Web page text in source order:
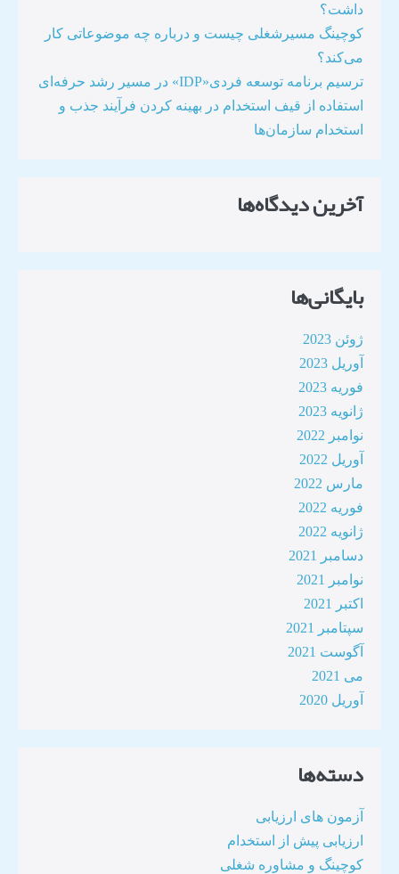
داشت؟
کوچینگ مسیرشغلی چیست و درباره چه موضوعاتی کار
می‌کند؟
ترسیم برنامه توسعه فردی«IDP» در مسیر رشد حرفه‌ای
استفاده از قیف استخدام در بهینه کردن فرآیند جذب و
استخدام سازمان‌ها​
آخرین دیدگاه‌ها
بایگانی‌ها
ژوئن 2023
آوریل 2023
فوریه 2023
ژانویه 2023
نوامبر 2022
آوریل 2022
مارس 2022
فوریه 2022
ژانویه 2022
دسامبر 2021
نوامبر 2021
اکتبر 2021
سپتامبر 2021
آگوست 2021
می 2021
آوریل 2020
دسته‌ها
آزمون های ارزیابی
ارزیابی پیش از استخدام
کوچینگ و مشاوره شغلی